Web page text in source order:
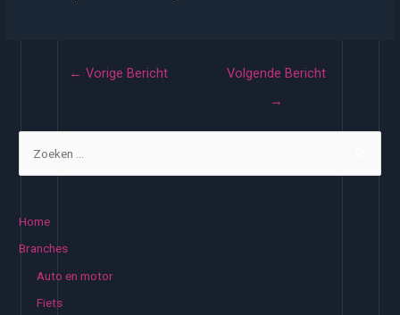
← Vorige Bericht
Volgende Bericht
→
Home
Branches
Auto en motor
Fiets